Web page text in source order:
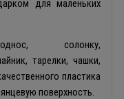
для маленьких
солонку,
тарелки, чашки,
пластика
поверхность.